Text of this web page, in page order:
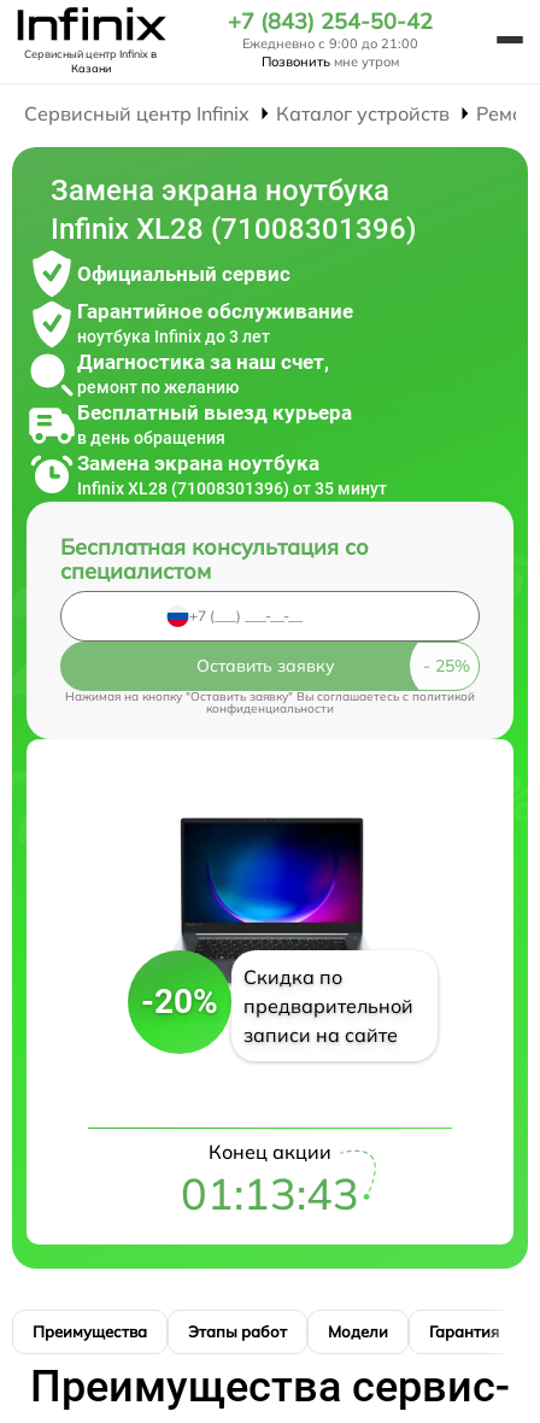
Сервисный центр Infinixв
Казани
+7 (843) 254-50-42
Ежедневно с 9:00 до 21:00
Позвонить мне утром
Сервисный центр Infinix Каталог устройств
Замена экрана ноутбука
Infinix XL28 (71008301396)
Официальный сервис
Гарантийное обслуживание
ноутбука Infinix до 3 лет
Диагностика за наш счет,
ремонт по желанию
Бесплатный выезд курьера
в день обращения
Замена экрана ноутбука
Infinix XL28 (71008301396) от 35 минут
Бесплатная консультация со
специалистом
Оставить заявку
Нажимая на кнопку "Оставить заявку" Вы соглашаетесь cполитикой
конфиденциальности
-20%
Скидка по
предварительной
записи на сайте
Конец акции
01:13:42
Преимущества Этапы работ Модели Гарантия
Преимущества сервис-